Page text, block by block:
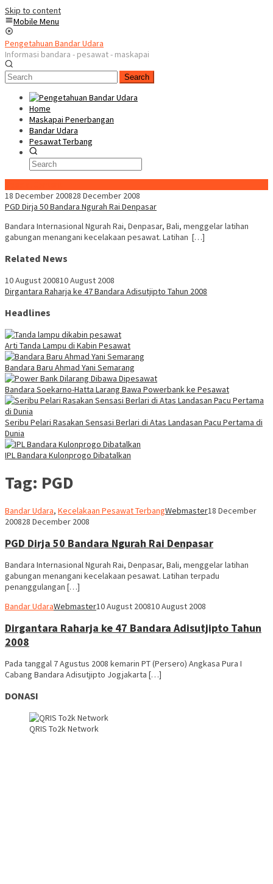
Skip to content
Mobile Menu
Pengetahuan Bandar Udara
Informasi bandara - pesawat - maskapai
Search
Home
Maskapai Penerbangan
Bandar Udara
Pesawat Terbang
18 December 200828 December 2008
PGD Dirja 50 Bandara Ngurah Rai Denpasar
Bandara Internasional Ngurah Rai, Denpasar, Bali, menggelar latihan
gabungan menangani kecelakaan pesawat. Latihan […]
Related News
10 August 200810 August 2008
Dirgantara Raharja ke 47 Bandara Adisutjipto Tahun 2008
Headlines
Arti Tanda Lampu di Kabin Pesawat
Bandara Baru Ahmad Yani Semarang
Bandara Soekarno-Hatta Larang Bawa Powerbank ke Pesawat
Seribu Pelari Rasakan Sensasi Berlari di Atas Landasan Pacu Pertama di
Dunia
IPL Bandara Kulonprogo Dibatalkan
Tag: PGD
Bandar Udara, Kecelakaan Pesawat TerbangWebmaster18 December
200828 December 2008
PGD Dirja 50 Bandara Ngurah Rai Denpasar
Bandara Internasional Ngurah Rai, Denpasar, Bali, menggelar latihan
gabungan menangani kecelakaan pesawat. Latihan terpadu
penanggulangan […]
Bandar UdaraWebmaster10 August 200810 August 2008
Dirgantara Raharja ke 47 Bandara Adisutjipto Tahun
2008
Pada tanggal 7 Agustus 2008 kemarin PT (Persero) Angkasa Pura I
Cabang Bandara Adisutjipto Jogjakarta […]
DONASI
QRIS To2k Network